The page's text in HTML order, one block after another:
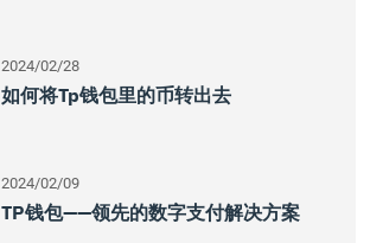
2024/02/28
如何将tp钱包里的币转出去
2024/02/09
TP钱包——领先的数字支付解决方案